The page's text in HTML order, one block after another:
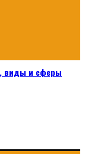
виды и сферы